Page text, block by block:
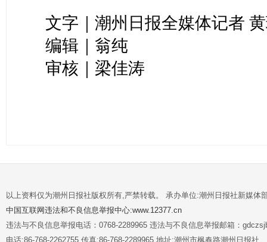
文字｜潮州日报全媒体记者
编辑｜翁纯
审核｜梁佳涛
以上资料仅为潮州日报社版权所有,严禁转载。 承办单位:潮州日报社新媒体
中国互联网违法和不良信息举报中心:www.12377.cn
违法与不良信息举报电话：0768-2289965 违法与不良信息举报邮箱：
电话:86-768-2262755 传真:86-768-2289965 地址:潮州市枫春路潮州日报社